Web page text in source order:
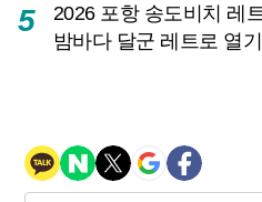
5
2026 포항 송도비치 레
밤바다 달군 레트로 열기